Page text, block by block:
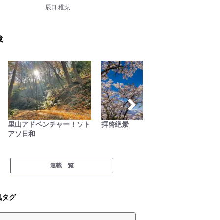
辰口 稚菜
里山アドベンチャー！ソト
アソ日和
拝啓絶景
連載一覧
タグ